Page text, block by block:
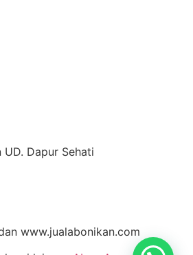
Dapur Sehati
www.jualabonikan.com